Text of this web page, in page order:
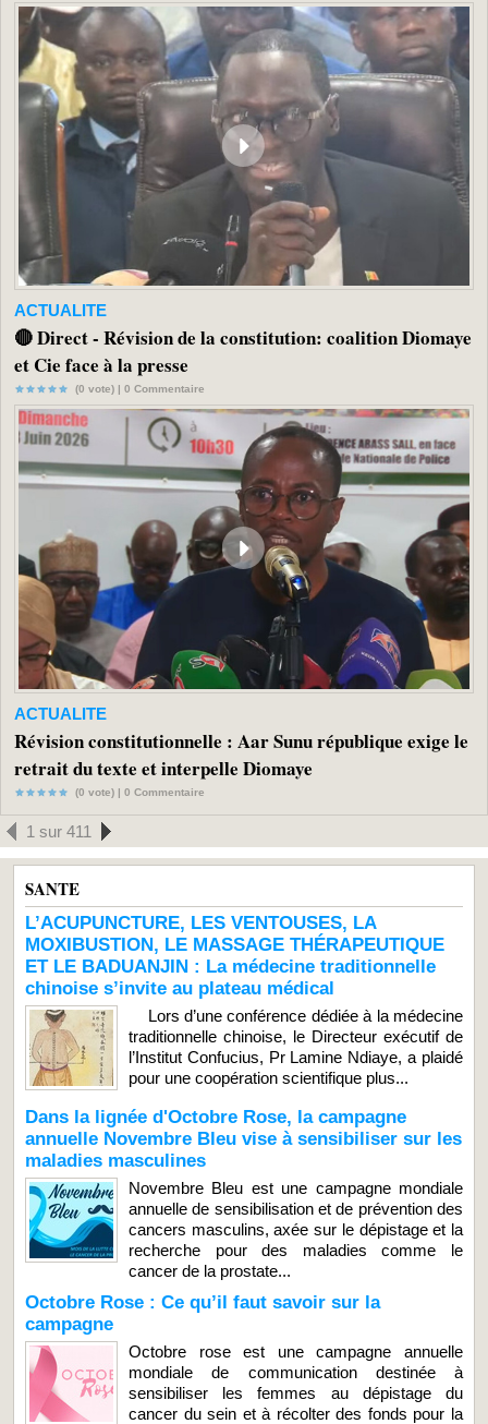
ACTUALITE
🔴 Direct - Révision de la constitution: coalition Diomaye
et Cie face à la presse
(0 vote) | 0 Commentaire
ACTUALITE
Révision constitutionnelle : Aar Sunu république exige le
retrait du texte et interpelle Diomaye
(0 vote) | 0 Commentaire
1 sur 411
SANTE
L’ACUPUNCTURE, LES VENTOUSES, LA
MOXIBUSTION, LE MASSAGE THÉRAPEUTIQUE
ET LE BADUANJIN : La médecine traditionnelle
chinoise s’invite au plateau médical
Lors d’une conférence dédiée à la médecine
traditionnelle chinoise, le Directeur exécutif de
l’Institut Confucius, Pr Lamine Ndiaye, a plaidé
pour une coopération scientifique plus...
Dans la lignée d'Octobre Rose, la campagne
annuelle Novembre Bleu vise à sensibiliser sur les
maladies masculines
Novembre Bleu est une campagne mondiale
annuelle de sensibilisation et de prévention des
cancers masculins, axée sur le dépistage et la
recherche pour des maladies comme le
cancer de la prostate...
Octobre Rose : Ce qu’il faut savoir sur la
campagne
Octobre rose est une campagne annuelle
mondiale de communication destinée à
sensibiliser les femmes au dépistage du
cancer du sein et à récolter des fonds pour la